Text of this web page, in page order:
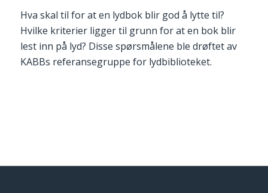
Hva skal til for at en lydbok blir god å lytte til?
Hvilke kriterier ligger til grunn for at en bok blir
lest inn på lyd? Disse spørsmålene ble drøftet av
KABBs referansegruppe for lydbiblioteket.